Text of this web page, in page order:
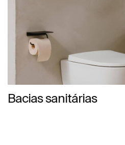
Bacias sanitárias